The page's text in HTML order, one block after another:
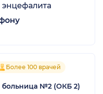
Более 100 врачей
больница №2 (ОКБ 2)